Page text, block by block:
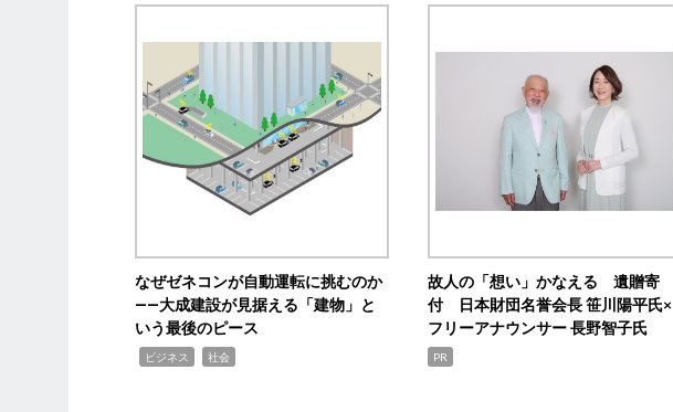
なぜゼネコンが自動運転に挑むのか
――大成建設が見据える「建物」と
いう最後のピース
ビジネス 社会
故人の「想い」かなえる 遺贈寄
付 日本財団名誉会長 笹川陽平氏×
フリーアナウンサー 長野智子氏
PR